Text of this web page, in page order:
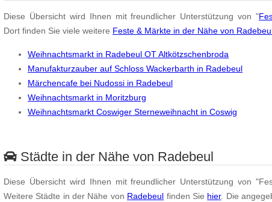
Diese Übersicht wird Ihnen mit freundlicher Unterstützung von "
Dort finden Sie viele weitere Feste & Märkte in der Nähe von
Weihnachtsmarkt in Radebeul OT Altkötzschenbroda
Manufakturzauber auf Schloss Wackerbarth in Radebeul
Märchencafe bei Nudossi in Radebeul
Weihnachtsmarkt in Moritzburg
Weihnachtsmarkt Coswiger Sterneweihnacht in Coswig
Städte in der Nähe von Radebeul
Diese Übersicht wird Ihnen mit freundlicher Unterstützung von
Weitere Städte in der Nähe von Radebeul finden Sie hier. Die